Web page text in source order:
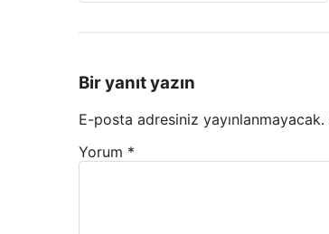
Bir yanıt yazın
E-posta adresiniz yayınlanmayacak.
Yorum *